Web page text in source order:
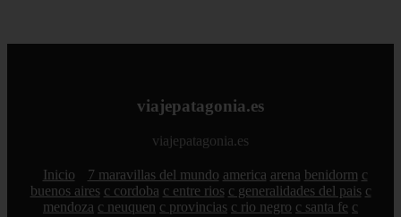
viajepatagonia.es
viajepatagonia.es
Inicio 7 maravillas del mundo america arena benidorm c
buenos aires c cordoba c entre rios c generalidades del pais c
mendoza c neuquen c provincias c rio negro c santa fe c